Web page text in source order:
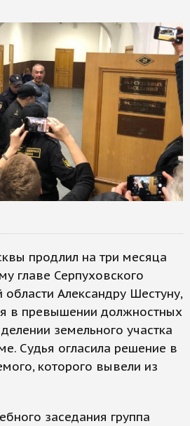
продлил на три месяца
главе Серпуховского
Александру Шестуну,
в превышении должностных
земельного участка
Судья огласила решение в
которого вывели из
заседания группа